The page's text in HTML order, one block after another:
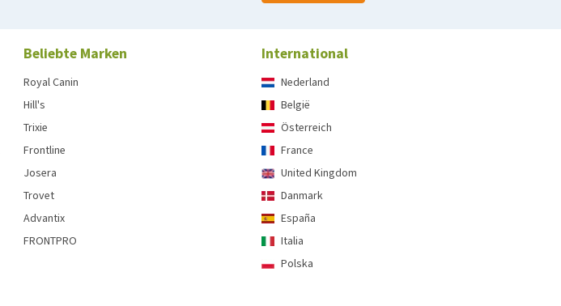
Beliebte Marken
Royal Canin
Hill's
Trixie
Frontline
Josera
Trovet
Advantix
FRONTPRO
International
Nederland
België
Österreich
France
United Kingdom
Danmark
España
Italia
Polska